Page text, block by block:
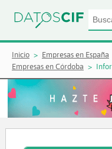
Inicio Empresas en España
Empresas en Córdoba